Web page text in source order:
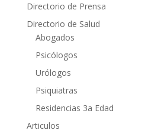
Directorio de Prensa
Directorio de Salud
Abogados
Psicólogos
Urólogos
Psiquiatras
Residencias 3a Edad
Articulos